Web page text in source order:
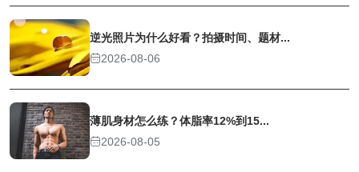
逆光照片为什么好看？拍摄时间、题材...
2026-08-06
薄肌身材怎么练？体脂率12%到15...
2026-08-05